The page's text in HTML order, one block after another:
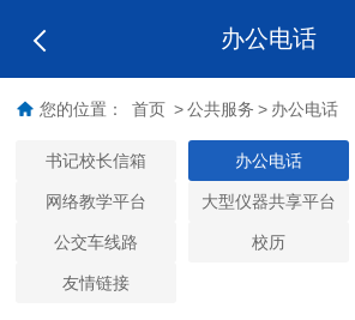
办公电话
您的位置： 首页 > 公共服务 > 办公电话
书记校长信箱 办公电话
网络教学平台 大型仪器共享平台
公交车线路 校历
友情链接